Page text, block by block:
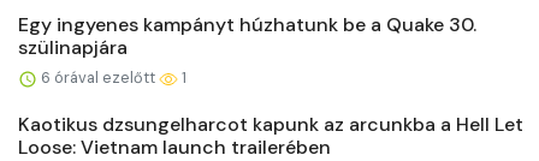
Egy ingyenes kampányt húzhatunk be a Quake 30.
szülinapjára
6 órával ezelőtt 1
Kaotikus dzsungelharcot kapunk az arcunkba a Hell Let
Loose: Vietnam launch trailerében